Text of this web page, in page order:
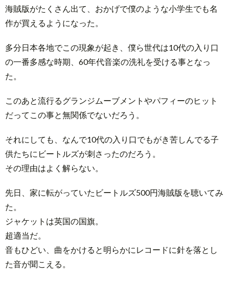
海賊版がたくさん出て、おかげで僕のような小学生でも名
作が買えるようになった。
多分日本各地でこの現象が起き、僕ら世代は10代の入り口
の一番多感な時期、60年代音楽の洗礼を受ける事となっ
た。
このあと流行るグランジムーブメントやパフィーのヒット
だってこの事と無関係でないだろう。
それにしても、なんで10代の入り口でもがき苦しんでる子
供たちにビートルズが刺さったのだろう。
その理由はよく解らない。
先日、家に転がっていたビートルズ500円海賊版を聴いてみ
た。
ジャケットは英国の国旗。
超適当だ。
音もひどい、曲をかけると明らかにレコードに針を落とし
た音が聞こえる。